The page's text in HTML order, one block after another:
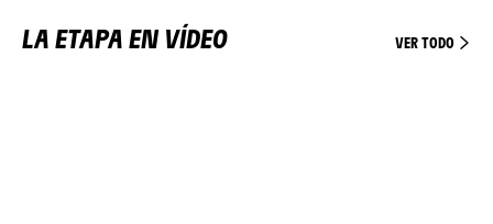
LA ETAPA EN VÍDEO VER TODO